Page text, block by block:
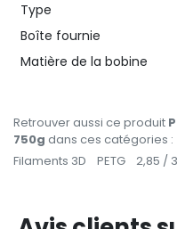
Type
Boîte fournie
Matière de la bobine
Retrouver aussi ce produit
750g dans ces catégories :
Filaments 3D
PETG 2,85 /